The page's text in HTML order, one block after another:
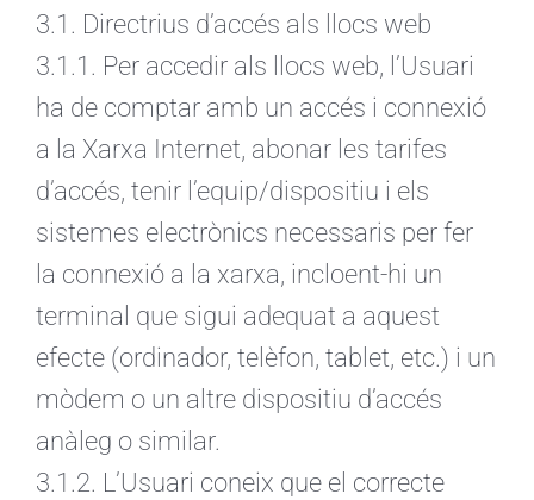
3.1. Directrius d’accés als llocs web
3.1.1. Per accedir als llocs web, l’Usuari
ha de comptar amb un accés i connexió
a la Xarxa Internet, abonar les tarifes
d’accés, tenir l’equip/dispositiu i els
sistemes electrònics necessaris per fer
la connexió a la xarxa, incloent-hi un
terminal que sigui adequat a aquest
efecte (ordinador, telèfon, tablet, etc.) i un
mòdem o un altre dispositiu d’accés
anàleg o similar.
3.1.2. L’Usuari coneix que el correcte